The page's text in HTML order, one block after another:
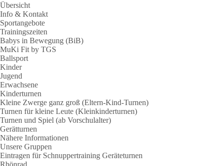
Übersicht
Info & Kontakt
Sportangebote
Trainingszeiten
Babys in Bewegung (BiB)
MuKi Fit by TGS
Ballsport
Kinder
Jugend
Erwachsene
Kinderturnen
Kleine Zwerge ganz groß (Eltern-Kind-Turnen)
Turnen für kleine Leute (Kleinkinderturnen)
Turnen und Spiel (ab Vorschulalter)
Gerätturnen
Nähere Informationen
Unsere Gruppen
Eintragen für Schnuppertraining Geräteturnen
Rhönrad